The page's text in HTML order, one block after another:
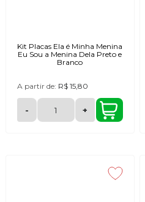
Kit Placas Ela é Minha Menina
Eu Sou a Menina Dela Preto e
Branco
A partir de: R$ 15,80
- +